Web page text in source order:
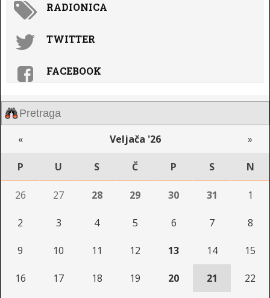
RADIONICA
TWITTER
FACEBOOK
« Veljača '26 »
P U S Č P S N
26 27 28 29 30 31 1
2 3 4 5 6 7 8
9 10 11 12 13 14 15
16 17 18 19 20 21 22